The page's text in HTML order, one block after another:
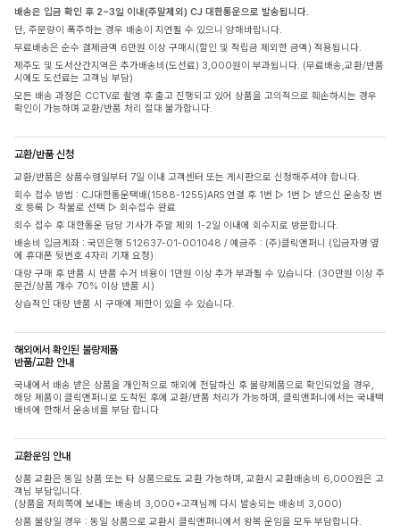
배송은 입금 확인 후 2~3일 이내(주말제외) CJ 대한통운으로 발송됩니다.
단, 주문량이 폭주하는 경우 배송이 지연될 수 있으니 양해바랍니다.
무료배송은 순수 결제금액 6만원 이상 구매시(할인 및 적립금 제외한 금액) 적용됩니다.
제주도 및 도서산간지역은 추가배송비(도선료) 3,000원이 부과됩니다. (무료배송,교환/반품
시에도 도선료는 고객님 부담)
모든 배송 과정은 CCTV로 촬영 후 출고 진행되고 있어 상품을 고의적으로 훼손하시는 경우
확인이 가능하며 교환/반품 처리 절대 불가합니다.
교환/반품 신청
교환/반품은 상품수령일부터 7일 이내 고객센터 또는 게시판으로 신청해주셔야 합니다.
회수 접수 방법 : CJ대한통운택배(1588-1255)ARS 연결 후 1번 ▷ 1번 ▷ 받으신 운송장 번
호 등록 ▷ 착불로 선택 ▷ 회수접수 완료
회수 접수 후 대한통운 담당 기사가 주말 제외 1-2일 이내에 회수지로 방문합니다.
배송비 입금계좌 : 국민은행 512637-01-001048 / 예금주 : (주)클릭앤퍼니 (입금자명 옆
에 휴대폰 뒷번호 4자리 기재 요청)
대량 구매 후 반품 시 반품 수거 비용이 1만원 이상 추가 부과될 수 있습니다. (30만원 이상 주
문건/상품 개수 70% 이상 반품 시)
상습적인 대량 반품 시 구매에 제한이 있을 수 있습니다.
해외에서 확인된 불량제품
반품/교환 안내
국내에서 배송 받은 상품을 개인적으로 해외에 전달하신 후 불량제품으로 확인되었을 경우,
해당 제품이 클릭앤퍼니로 도착된 후에 교환/반품 처리가 가능하며, 클릭앤퍼니에서는 국내택
배비에 한해서 운송비를 부담 합니다
교환운임 안내
상품 교환은 동일 상품 또는 타 상품으로도 교환 가능하며, 교환시 교환배송비 6,000원은 고
객님 부담입니다.
(상품을 저희쪽에 보내는 배송비 3,000+고객님께 다시 발송되는 배송비 3,000)
상품 불량일 경우 : 동일 상품으로 교환시 클릭앤퍼니에서 왕복 운임을 모두 부담합니다.